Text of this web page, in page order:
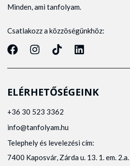
Minden, ami tanfolyam.
Csatlakozz a közzöségünkhöz:
ELÉRHETŐSÉGEINK
+36 30 523 3362
info@tanfolyam.hu
Telephely és levelezési cím:
7400 Kaposvár, Zárda u. 13. 1. em. 2.a.